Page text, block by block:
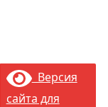
Версия
сайта для